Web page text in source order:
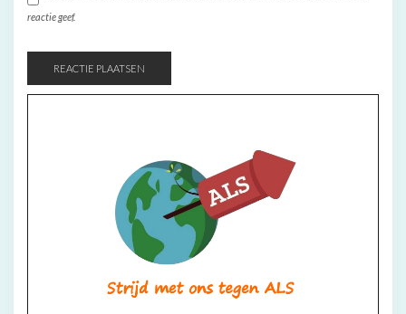
reactie geef.